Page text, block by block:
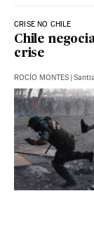
CRISE NO CHILE
Chile
crise
ROCÍO MONTES |